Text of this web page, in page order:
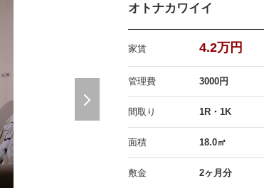
オトナカワイイ
家賃 4.2万円
管理費 3000円
間取り 1R・1K
面積 18.0㎡
敷金 2ヶ月分